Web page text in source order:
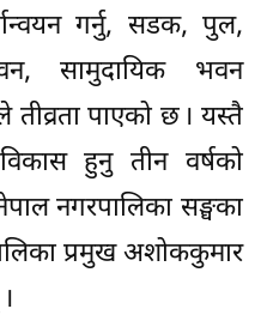
गर्नु, सडक, पुल,
सामुदायिक भवन
तीव्रता पाएको छ । यस्तै
हुनु तीन वर्षको
नगरपालिका सङ्घका
प्रमुख अशोककुमार